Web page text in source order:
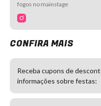
fogos no mainstage
CONFIRA MAIS
Receba cupons de
informações sobre festas: